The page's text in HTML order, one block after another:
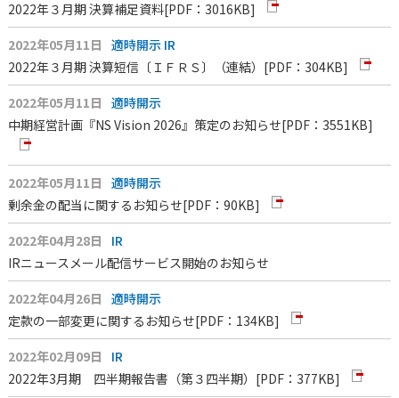
2022年３月期 決算補足資料[PDF：3016KB]
2022年05月11日 適時開示 IR
2022年３月期 決算短信〔ＩＦＲＳ〕（連結） [PDF：304KB]
2022年05月11日 適時開示
中期経営計画『NS Vision 2026』策定のお知らせ[PDF：3551KB]
2022年05月11日 適時開示
剰余金の配当に関するお知らせ[PDF：90KB]
2022年04月28日
IR
IRニュースメール配信サービス開始のお知らせ
2022年04月26日 適時開示
定款の一部変更に関するお知らせ[PDF：134KB]
2022年02月09日
IR
2022年3月期 四半期報告書（第３四半期） [PDF：377KB]